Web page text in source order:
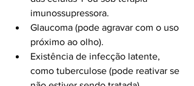
imunossupressora.
Glaucoma (pode agravar com o uso
próximo ao olho).
Existência de infecção latente,
como tuberculose (pode reativar se